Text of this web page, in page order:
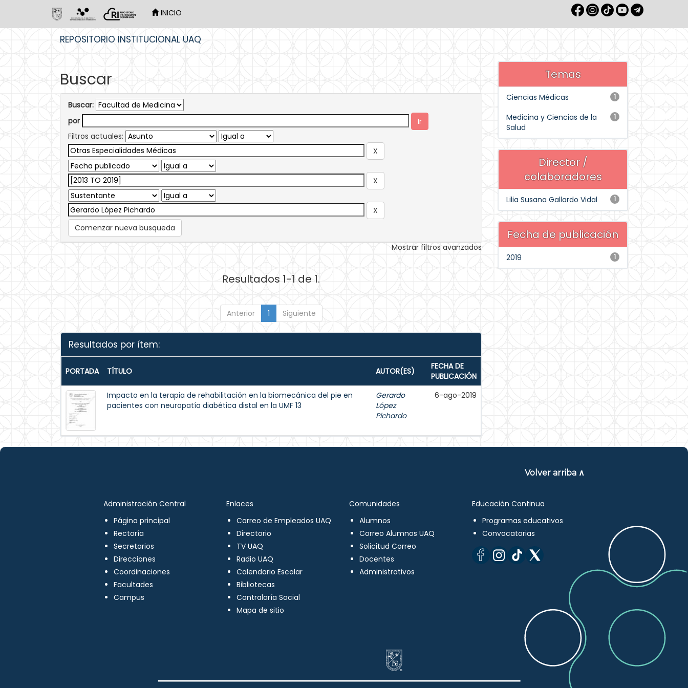
INICIO
REPOSITORIO INSTITUCIONAL UAQ
Buscar
Buscar:
por
Filtros actuales:
Comenzar nueva busqueda
Mostrar filtros avanzados
Resultados 1-1 de 1.
Anterior 1 Siguiente
Resultados por ítem:
PORTADA TÍTULO AUTOR(ES)
FECHA DE
PUBLICACIÓN
Impacto en la terapia de rehabilitación en la biomecánica del pie en
pacientes con neuropatía diabética distal en la UMF 13
Gerardo
López
Pichardo
6-ago-2019
Temas
1
Ciencias Médicas
1
Medicina y Ciencias de la
Salud
Director /
colaboradores
1
Lilia Susana Gallardo Vidal
Fecha de publicación
1
2019
Volver arriba ∧
Administración Central
Página principal
Rectoría
Secretarios
Direcciones
Coordinaciones
Facultades
Campus
Enlaces
Correo de Empleados UAQ
Directorio
TV UAQ
Radio UAQ
Calendario Escolar
Bibliotecas
Contraloría Social
Mapa de sitio
Comunidades
Alumnos
Correo Alumnos UAQ
Solicitud Correo
Docentes
Administrativos
Educación Continua
Programas educativos
Convocatorias